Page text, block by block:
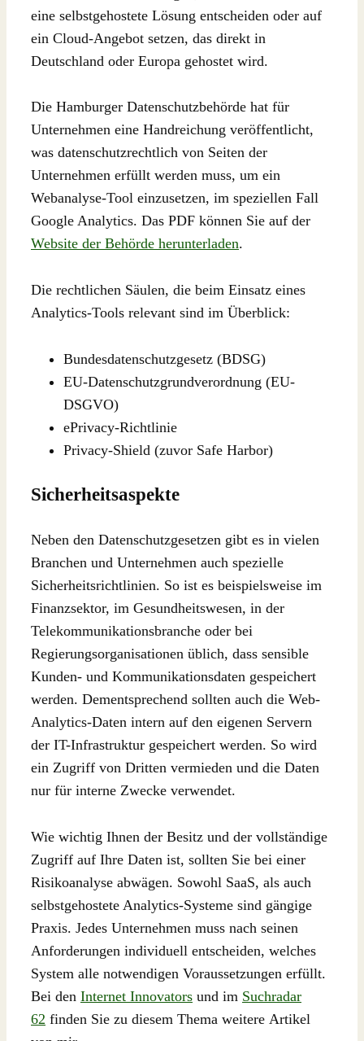
eine selbstgehostete Lösung entscheiden oder auf
ein Cloud-Angebot setzen, das direkt in
Deutschland oder Europa gehostet wird.
Die Hamburger Datenschutzbehörde hat für
Unternehmen eine Handreichung veröffentlicht,
was datenschutzrechtlich von Seiten der
Unternehmen erfüllt werden muss, um ein
Webanalyse-Tool einzusetzen, im speziellen Fall
Google Analytics. Das PDF können Sie auf der
Website der Behörde herunterladen.
Die rechtlichen Säulen, die beim Einsatz eines
Analytics-Tools relevant sind im Überblick:
Bundesdatenschutzgesetz (BDSG)
EU-Datenschutzgrundverordnung (EU-
DSGVO)
ePrivacy-Richtlinie
Privacy-Shield (zuvor Safe Harbor)
Sicherheitsaspekte
Neben den Datenschutzgesetzen gibt es in vielen
Branchen und Unternehmen auch spezielle
Sicherheitsrichtlinien. So ist es beispielsweise im
Finanzsektor, im Gesundheitswesen, in der
Telekommunikationsbranche oder bei
Regierungsorganisationen üblich, dass sensible
Kunden- und Kommunikationsdaten gespeichert
werden. Dementsprechend sollten auch die Web-
Analytics-Daten intern auf den eigenen Servern
der IT-Infrastruktur gespeichert werden. So wird
ein Zugriff von Dritten vermieden und die Daten
nur für interne Zwecke verwendet.
Wie wichtig Ihnen der Besitz und der vollständige
Zugriff auf Ihre Daten ist, sollten Sie bei einer
Risikoanalyse abwägen. Sowohl SaaS, als auch
selbstgehostete Analytics-Systeme sind gängige
Praxis. Jedes Unternehmen muss nach seinen
Anforderungen individuell entscheiden, welches
System alle notwendigen Voraussetzungen erfüllt.
Bei den Internet Innovators und im Suchradar
62 finden Sie zu diesem Thema weitere Artikel